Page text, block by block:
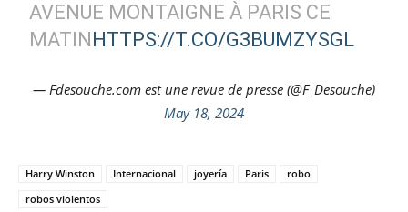
AVENUE MONTAIGNE À PARIS CE
MATINHTTPS://T.CO/G3BUMZYSGL
— Fdesouche.com est une revue de presse (@F_Desouche)
May 18, 2024
Harry Winston Internacional joyería Paris
robo
robos violentos